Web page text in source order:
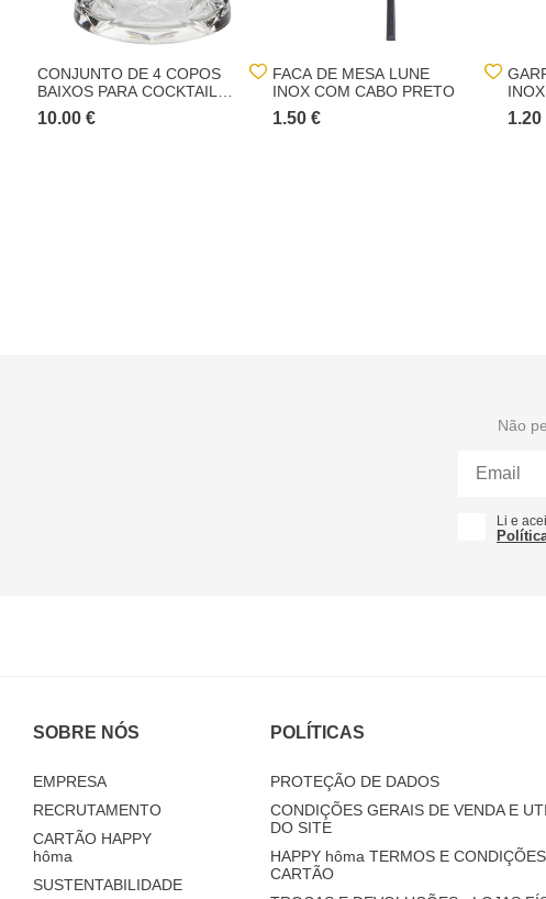
CONJUNTO DE 4 COPOS
BAIXOS PARA COCKTAIL
GASPARD 35CL
10.00 €
FACA DE MESA LUNE
INOX COM CABO PRETO
1.50 € 1.20
Não
Li e
SOBRE NÓS
EMPRESA
RECRUTAMENTO
CARTÃO HAPPY
hôma
SUSTENTABILIDADE
POLÍTICAS
PROTEÇÃO DE DADOS
CONDIÇÕES GERAIS DE VENDA E
DO SITE
HAPPY hôma TERMOS E
CARTÃO